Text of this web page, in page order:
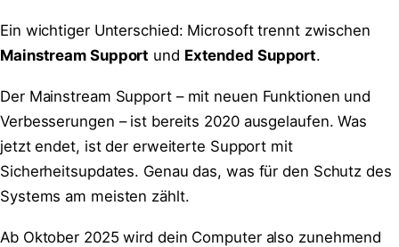
Ein wichtiger Unterschied: Microsoft trennt zwischen
Mainstream Support und Extended Support.
Der Mainstream Support – mit neuen Funktionen und
Verbesserungen – ist bereits 2020 ausgelaufen. Was
jetzt endet, ist der erweiterte Support mit
Sicherheitsupdates. Genau das, was für den Schutz des
Systems am meisten zählt.
Ab Oktober 2025 wird dein Computer also zunehmend